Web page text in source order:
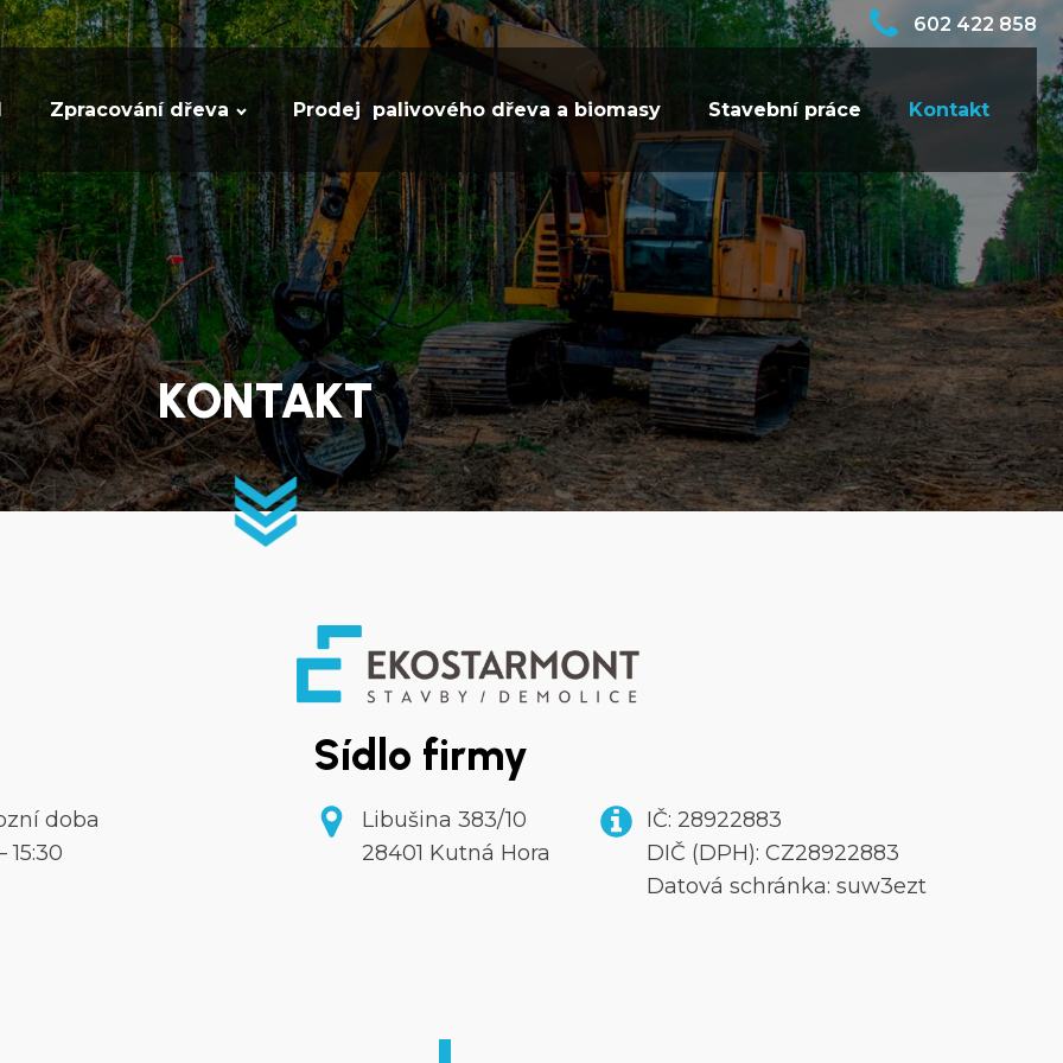
602 422 858
Zpracování dřeva Prodej palivového dřeva a biomasy Stavební práce Kontakt
KONTAKT
doba
15:30
Sídlo firmy
Libušina 383/10
28401 Kutná Hora
IČ: 28922883
DIČ (DPH): CZ28922883
Datová schránka: suw3ezt